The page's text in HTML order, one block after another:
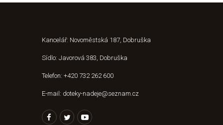
Kancelář: Novoměstská 187, Dobruška
Sídlo: Javorová 383, Dobruška
Telefon: +420 732 262 600
E-mail: doteky-nadeje@seznam.cz